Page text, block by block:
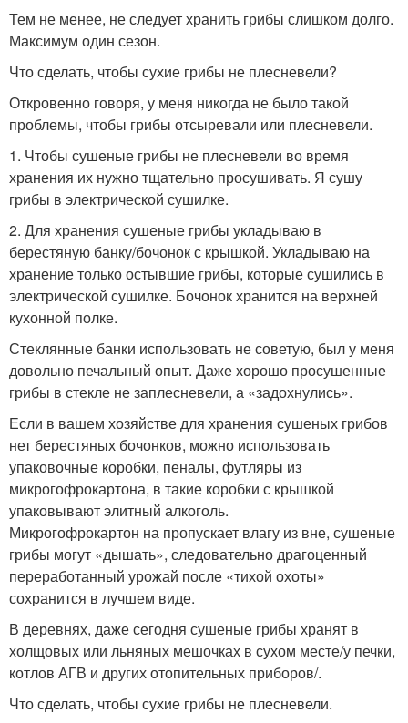
Тем не менее, не следует хранить грибы слишком долго.
Максимум один сезон.
Что сделать, чтобы сухие грибы не плесневели?
Откровенно говоря, у меня никогда не было такой
проблемы, чтобы грибы отсыревали или плесневели.
1. Чтобы сушеные грибы не плесневели во время
хранения их нужно тщательно просушивать. Я сушу
грибы в электрической сушилке.
2. Для хранения сушеные грибы укладываю в
берестяную банку/бочонок с крышкой. Укладываю на
хранение только остывшие грибы, которые сушились в
электрической сушилке. Бочонок хранится на верхней
кухонной полке.
Стеклянные банки использовать не советую, был у меня
довольно печальный опыт. Даже хорошо просушенные
грибы в стекле не заплесневели, а «задохнулись».
Если в вашем хозяйстве для хранения сушеных грибов
нет берестяных бочонков, можно использовать
упаковочные коробки, пеналы, футляры из
микрогофрокартона, в такие коробки с крышкой
упаковывают элитный алкоголь.
Микрогофрокартон на пропускает влагу из вне, сушеные
грибы могут «дышать», следовательно драгоценный
переработанный урожай после «тихой охоты»
сохранится в лучшем виде.
В деревнях, даже сегодня сушеные грибы хранят в
холщовых или льняных мешочках в сухом месте/у печки,
котлов АГВ и других отопительных приборов/.
Что сделать, чтобы сухие грибы не плесневели.